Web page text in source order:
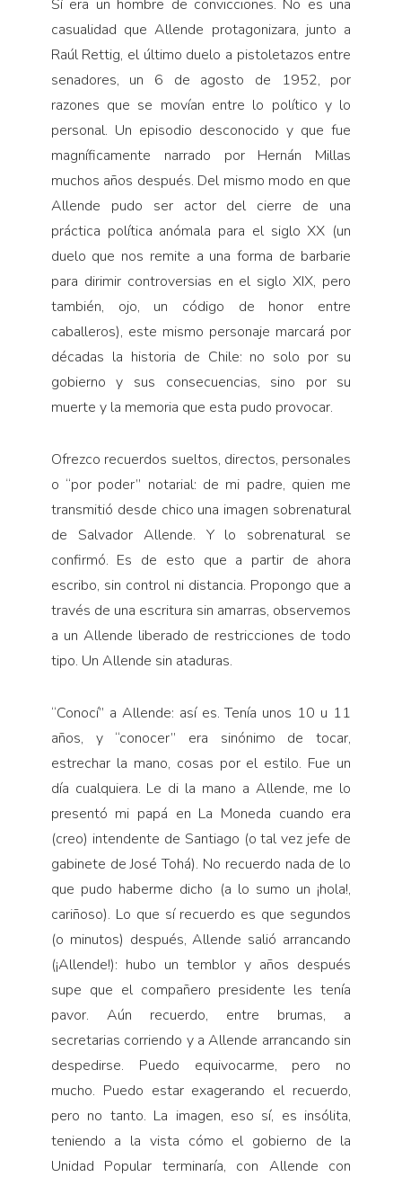
Sí era un hombre de convicciones. No es una
casualidad que Allende protagonizara, junto a
Raúl Rettig, el último duelo a pistoletazos entre
senadores, un 6 de agosto de 1952, por
razones que se movían entre lo político y lo
personal. Un episodio desconocido y que fue
magníficamente narrado por Hernán Millas
muchos años después. Del mismo modo en que
Allende pudo ser actor del cierre de una
práctica política anómala para el siglo XX (un
duelo que nos remite a una forma de barbarie
para dirimir controversias en el siglo XIX, pero
también, ojo, un código de honor entre
caballeros), este mismo personaje marcará por
décadas la historia de Chile: no solo por su
gobierno y sus consecuencias, sino por su
muerte y la memoria que esta pudo provocar.
Ofrezco recuerdos sueltos, directos, personales
o “por poder” notarial: de mi padre, quien me
transmitió desde chico una imagen sobrenatural
de Salvador Allende. Y lo sobrenatural se
confirmó. Es de esto que a partir de ahora
escribo, sin control ni distancia. Propongo que a
través de una escritura sin amarras, observemos
a un Allende liberado de restricciones de todo
tipo. Un Allende sin ataduras.
“Conocí” a Allende: así es. Tenía unos 10 u 11
años, y “conocer” era sinónimo de tocar,
estrechar la mano, cosas por el estilo. Fue un
día cualquiera. Le di la mano a Allende, me lo
presentó mi papá en La Moneda cuando era
(creo) intendente de Santiago (o tal vez jefe de
gabinete de José Tohá). No recuerdo nada de lo
que pudo haberme dicho (a lo sumo un ¡hola!,
cariñoso). Lo que sí recuerdo es que segundos
(o minutos) después, Allende salió arrancando
(¡Allende!): hubo un temblor y años después
supe que el compañero presidente les tenía
pavor. Aún recuerdo, entre brumas, a
secretarias corriendo y a Allende arrancando sin
despedirse. Puedo equivocarme, pero no
mucho. Puedo estar exagerando el recuerdo,
pero no tanto. La imagen, eso sí, es insólita,
teniendo a la vista cómo el gobierno de la
Unidad Popular terminaría, con Allende con